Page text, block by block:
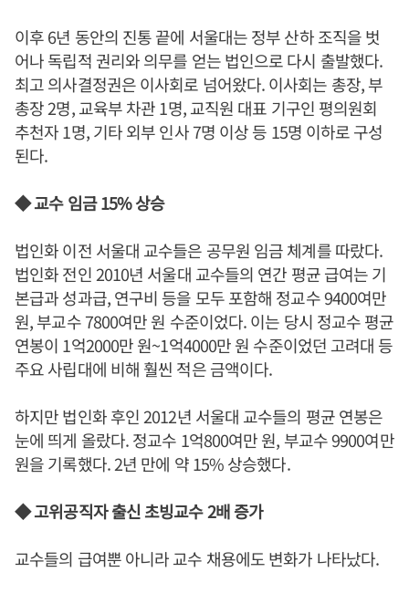
이후 6년 동안의 진통 끝에 서울대는 정부 산하 조직을 벗
어나 독립적 권리와 의무를 얻는 법인으로 다시 출발했다.
최고 의사결정권은 이사회로 넘어왔다. 이사회는 총장, 부
총장 2명, 교육부 차관 1명, 교직원 대표 기구인 평의원회
추천자 1명, 기타 외부 인사 7명 이상 등 15명 이하로 구성
된다.
◆ 교수 임금 15% 상승
법인화 이전 서울대 교수들은 공무원 임금 체계를 따랐다.
법인화 전인 2010년 서울대 교수들의 연간 평균 급여는 기
본급과 성과급, 연구비 등을 모두 포함해 정교수 9400여만
원, 부교수 7800여만 원 수준이었다. 이는 당시 정교수 평균
연봉이 1억2000만 원~1억4000만 원 수준이었던 고려대 등
주요 사립대에 비해 훨씬 적은 금액이다.
하지만 법인화 후인 2012년 서울대 교수들의 평균 연봉은
눈에 띄게 올랐다. 정교수 1억800여만 원, 부교수 9900여만
원을 기록했다. 2년 만에 약 15% 상승했다.
◆ 고위공직자 출신 초빙교수 2배 증가
교수들의 급여뿐 아니라 교수 채용에도 변화가 나타났다.